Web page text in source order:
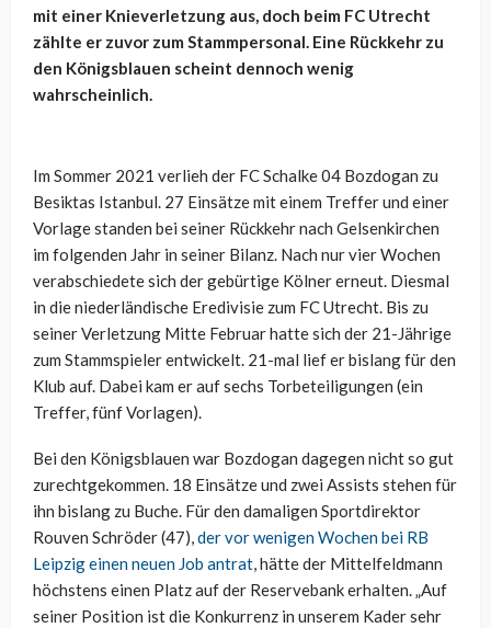
mit einer Knieverletzung aus, doch beim FC Utrecht
zählte er zuvor zum Stammpersonal. Eine Rückkehr zu
den Königsblauen scheint dennoch wenig
wahrscheinlich.
Im Sommer 2021 verlieh der FC Schalke 04 Bozdogan zu
Besiktas Istanbul. 27 Einsätze mit einem Treffer und einer
Vorlage standen bei seiner Rückkehr nach Gelsenkirchen
im folgenden Jahr in seiner Bilanz. Nach nur vier Wochen
verabschiedete sich der gebürtige Kölner erneut. Diesmal
in die niederländische Eredivisie zum FC Utrecht. Bis zu
seiner Verletzung Mitte Februar hatte sich der 21-Jährige
zum Stammspieler entwickelt. 21-mal lief er bislang für den
Klub auf. Dabei kam er auf sechs Torbeteiligungen (ein
Treffer, fünf Vorlagen).
Bei den Königsblauen war Bozdogan dagegen nicht so gut
zurechtgekommen. 18 Einsätze und zwei Assists stehen für
ihn bislang zu Buche. Für den damaligen Sportdirektor
Rouven Schröder (47),der vor wenigen Wochen bei RB
Leipzig einen neuen Job antrat, hätte der Mittelfeldmann
höchstens einen Platz auf der Reservebank erhalten. „Auf
seiner Position ist die Konkurrenz in unserem Kader sehr